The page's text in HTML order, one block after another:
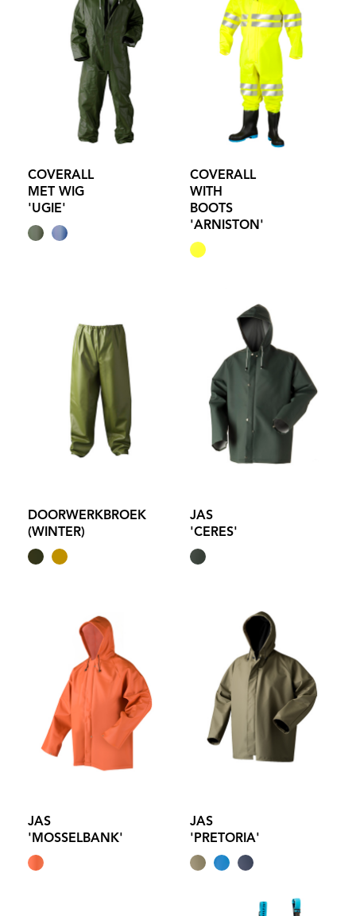
COVERALL
MET WIG
'UGIE'
COVERALL
WITH
BOOTS
'ARNISTON'
DOORWERKBROEK
(WINTER)
JAS
'CERES'
JAS
'MOSSELBANK'
JAS
'PRETORIA'